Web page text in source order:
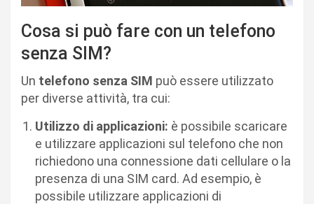
Cosa si può fare con un telefono
senza SIM?
Un telefono senza SIM può essere utilizzato
per diverse attività, tra cui:
Utilizzo di applicazioni: è possibile scaricare
e utilizzare applicazioni sul telefono che non
richiedono una connessione dati cellulare o la
presenza di una SIM card. Ad esempio, è
possibile utilizzare applicazioni di